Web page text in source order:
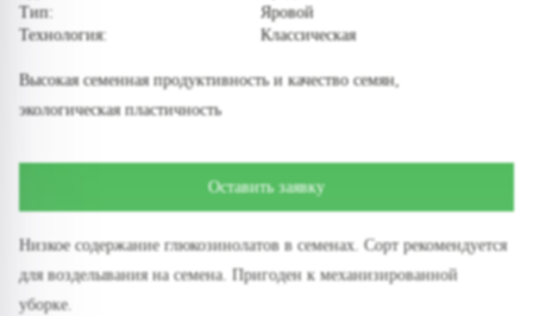
Тип:
Яровой
Технология:
Классическая
Высокая семенная продуктивность и качество семян,
экологическая пластичность
Оставить заявку
Низкое содержание глюкозинолатов в семенах. Сорт рекомендуется
для возделывания на семена. Пригоден к механизированной
уборке.